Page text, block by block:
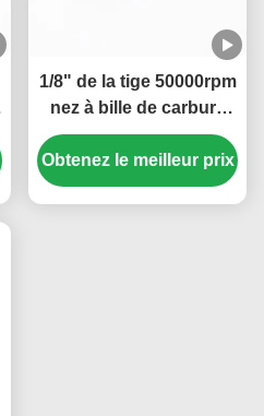
1/8" de la tige 50000rpm
nez à bille de carbure
solide Burr Set Die
Grinder Burrs pour
l'acier 1/4" X 1/2"
Obtenez le meilleur prix